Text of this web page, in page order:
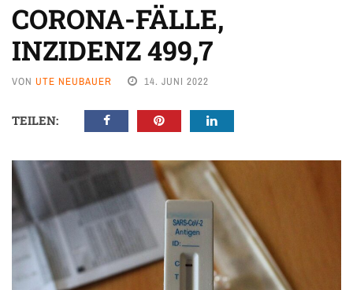
CORONA-FÄLLE,
INZIDENZ 499,7
VON UTE NEUBAUER 14. JUNI 2022
TEILEN: